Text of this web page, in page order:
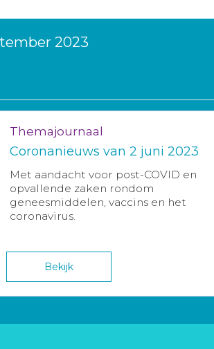
2023
Themajournaal
Coronanieuws van 2 juni 2023
Met aandacht voor post-COVID en
opvallende zaken rondom
geneesmiddelen, vaccins en het
coronavirus.
Bekijk